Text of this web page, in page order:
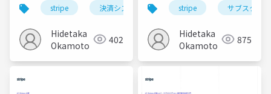
stripe 決済システム
Hidetaka
Okamoto
402
stripe サブスクリ
Hidetaka
Okamoto
875